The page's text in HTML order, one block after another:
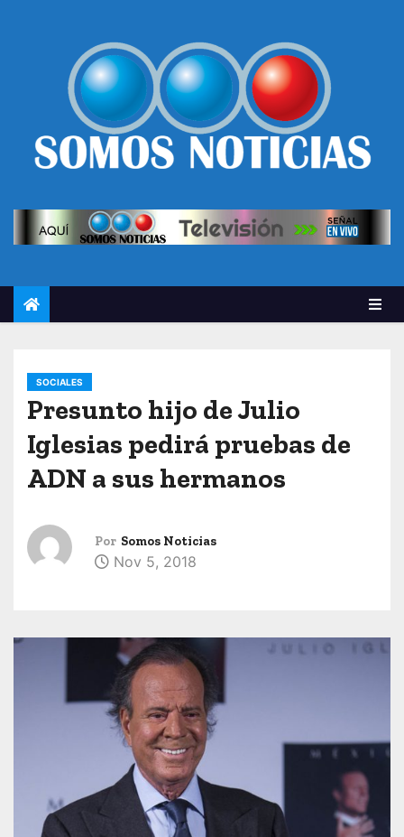
SOCIALES
Presunto hijo de Julio
Iglesias pedirá pruebas de
ADN a sus hermanos
Por Somos Noticias
Nov 5, 2018